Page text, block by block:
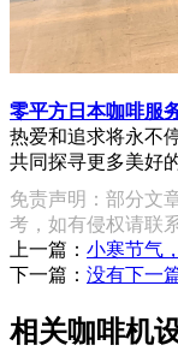
零平方日本咖啡服
热爱和追求将永不
共同探寻更多美好
免责声明：部分文
考，如有侵权请联
上一篇： 小寒节气
下一篇： 没有下一
相关咖啡机